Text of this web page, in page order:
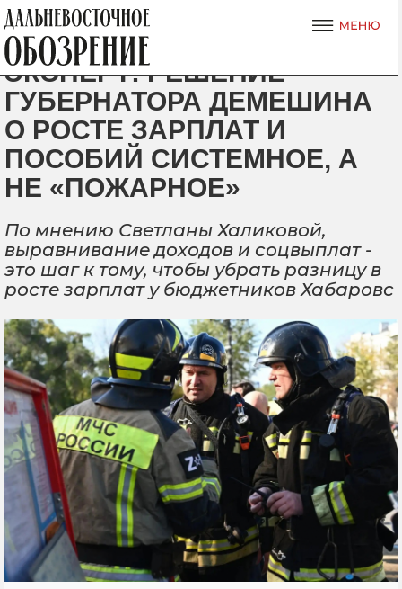
ЭКСПЕРТ: РЕШЕНИЕ
ГУБЕРНАТОРА ДЕМЕШИНА
О РОСТЕ ЗАРПЛАТ И
ПОСОБИЙ СИСТЕМНОЕ, А
НЕ «ПОЖАРНОЕ»
По мнению Светланы Халиковой,
выравнивание доходов и соцвыплат -
это шаг к тому, чтобы убрать разницу в
росте зарплат у бюджетников Хабаровс